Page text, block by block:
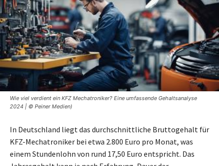
Wie viel verdient ein KFZ Mechatroniker? Eine umfassende Gehaltsanalyse
2024 | © Peiner Medien)
In Deutschland liegt das durchschnittliche Bruttogehalt für
KFZ-Mechatroniker bei etwa 2.800 Euro pro Monat, was
einem Stundenlohn von rund 17,50 Euro entspricht. Das